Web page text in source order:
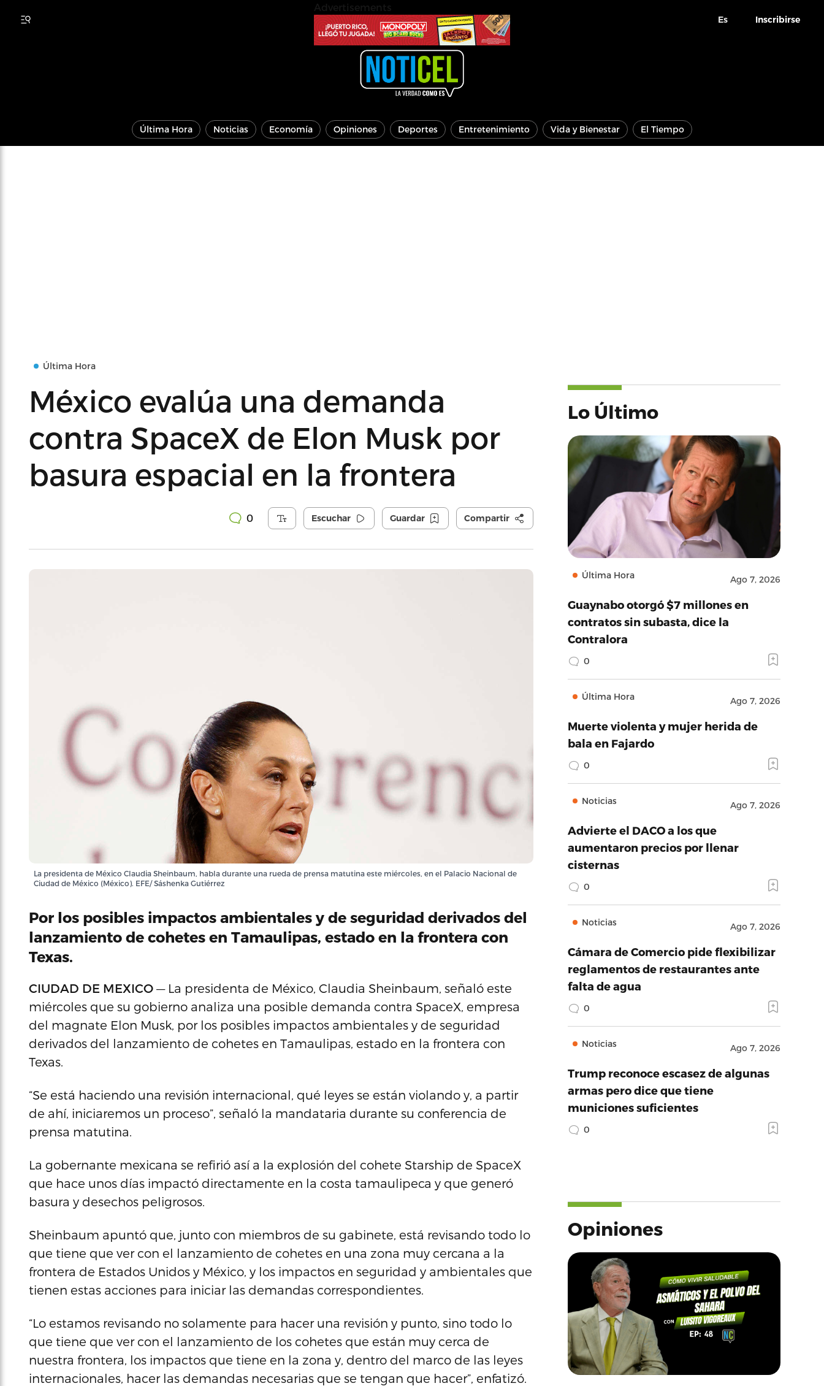
Es Inscribirse
Última Hora Noticias Economía Opiniones Deportes Entretenimiento Vida y Bienestar El Tiempo
Última Hora
México evalúa una demanda
contra SpaceX de Elon Musk por
basura espacial en la frontera
0 Escuchar Guardar Compartir
La presidenta de México Claudia Sheinbaum, habla durante una rueda de prensa matutina este miércoles, en el Palacio Nacional de
Ciudad de México (México). EFE/ Sáshenka Gutiérrez
Por los posibles impactos ambientales y de seguridad derivados del
lanzamiento de cohetes en Tamaulipas, estado en la frontera con
Texas.
CIUDAD DE MEXICO — La presidenta de México, Claudia Sheinbaum, señaló este
miércoles que su gobierno analiza una posible demanda contra SpaceX, empresa
del magnate Elon Musk, por los posibles impactos ambientales y de seguridad
derivados del lanzamiento de cohetes en Tamaulipas, estado en la frontera con
Texas.
“Se está haciendo una revisión internacional, qué leyes se están violando y, a partir
de ahí, iniciaremos un proceso”, señaló la mandataria durante su conferencia de
prensa matutina.
La gobernante mexicana se refirió así a la explosión del cohete Starship de SpaceX
que hace unos días impactó directamente en la costa tamaulipeca y que generó
basura y desechos peligrosos.
Sheinbaum apuntó que, junto con miembros de su gabinete, está revisando todo lo
que tiene que ver con el lanzamiento de cohetes en una zona muy cercana a la
frontera de Estados Unidos y México, y los impactos en seguridad y ambientales que
tienen estas acciones para iniciar las demandas correspondientes.
“Lo estamos revisando no solamente para hacer una revisión y punto, sino todo lo
que tiene que ver con el lanzamiento de los cohetes que están muy cerca de
nuestra frontera, los impactos que tiene en la zona y, dentro del marco de las leyes
internacionales, hacer las demandas necesarias que se tengan que hacer”, enfatizó.
Lo Último
Última Hora Ago 7, 2026
Guaynabo otorgó $7 millones en
contratos sin subasta, dice la
Contralora
0
Última Hora Ago 7, 2026
Muerte violenta y mujer herida de
bala en Fajardo
0
Noticias Ago 7, 2026
Advierte el DACO a los que
aumentaron precios por llenar
cisternas
0
Noticias Ago 7, 2026
Cámara de Comercio pide flexibilizar
reglamentos de restaurantes ante
falta de agua
0
Noticias Ago 7, 2026
Trump reconoce escasez de algunas
armas pero dice que tiene
municiones suficientes
0
Opiniones